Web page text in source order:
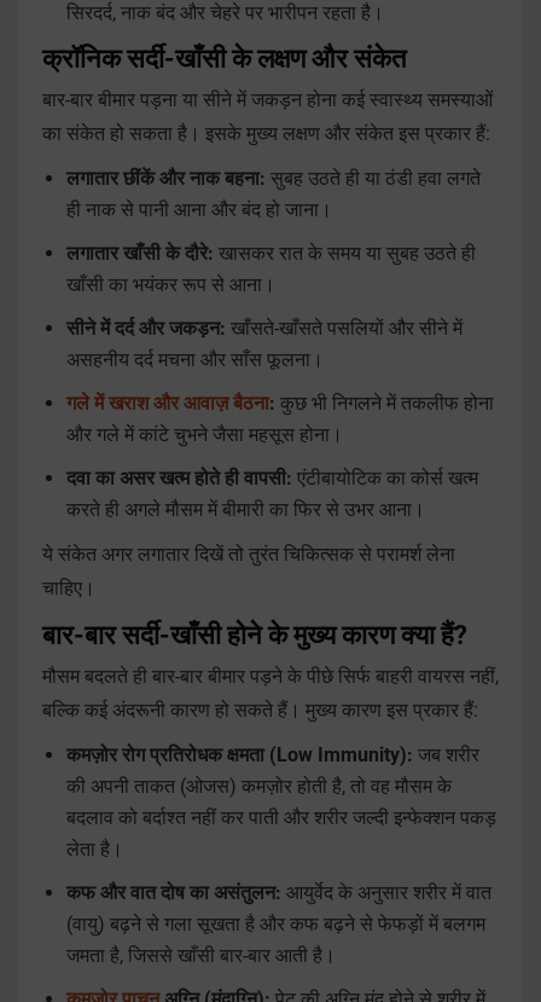
सिरदर्द, नाक बंद और चेहरे पर भारीपन रहता है।
क्रॉनिक सर्दी-खाँसी के लक्षण और संकेत
बार-बार बीमार पड़ना या सीने में जकड़न होना कई स्वास्थ्य समस्याओं
का संकेत हो सकता है। इसके मुख्य लक्षण और संकेत इस प्रकार हैं:
लगातार छींकें और नाक बहना: सुबह उठते ही या ठंडी हवा लगते
ही नाक से पानी आना और बंद हो जाना।
लगातार खाँसी के दौरे: खासकर रात के समय या सुबह उठते ही
खाँसी का भयंकर रूप से आना।
सीने में दर्द और जकड़न: खाँसते-खाँसते पसलियों और सीने में
असहनीय दर्द मचना और साँस फूलना।
गले में खराश और आवाज़ बैठना: कुछ भी निगलने में तकलीफ होना
और गले में कांटे चुभने जैसा महसूस होना।
दवा का असर खत्म होते ही वापसी: एंटीबायोटिक का कोर्स खत्म
करते ही अगले मौसम में बीमारी का फिर से उभर आना।
ये संकेत अगर लगातार दिखें तो तुरंत चिकित्सक से परामर्श लेना
चाहिए।
बार-बार सर्दी-खाँसी होने के मुख्य कारण क्या हैं?
मौसम बदलते ही बार-बार बीमार पड़ने के पीछे सिर्फ बाहरी वायरस नहीं,
बल्कि कई अंदरूनी कारण हो सकते हैं। मुख्य कारण इस प्रकार हैं:
कमज़ोर रोग प्रतिरोधक क्षमता (Low Immunity): जब शरीर
की अपनी ताकत (ओजस) कमज़ोर होती है, तो वह मौसम के
बदलाव को बर्दाश्त नहीं कर पाती और शरीर जल्दी इन्फेक्शन पकड़
लेता है।
कफ और वात दोष का असंतुलन: आयुर्वेद के अनुसार शरीर में वात
(वायु) बढ़ने से गला सूखता है और कफ बढ़ने से फेफड़ों में बलगम
जमता है, जिससे खाँसी बार-बार आती है।